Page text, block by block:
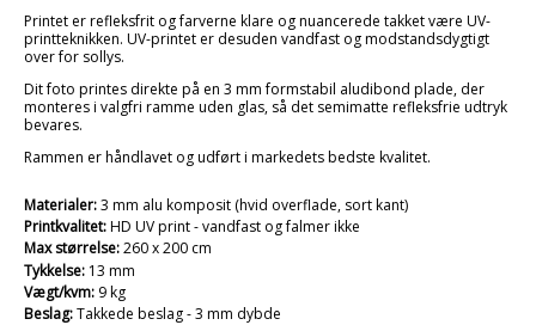
Printet er refleksfrit og farverne klare og nuancerede takket være UV-
printteknikken. UV-printet er desuden vandfast og modstandsdygtigt
over for sollys.
Dit foto printes direkte på en 3 mm formstabil aludibond plade, der
monteres i valgfri ramme uden glas, så det semimatte refleksfrie udtryk
bevares.
Rammen er håndlavet og udført i markedets bedste kvalitet.
Materialer:3 mm alu komposit (hvid overflade, sort kant)
Printkvalitet:HD UV print - vandfast og falmer ikke
Max størrelse:260 x 200 cm
Tykkelse: 13 mm
Vægt/kvm: 9 kg
Beslag:Takkede beslag - 3 mm dybde